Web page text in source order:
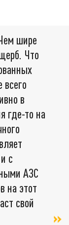
шире
Что
в
где-то на
с
АЗС
на этот
свой